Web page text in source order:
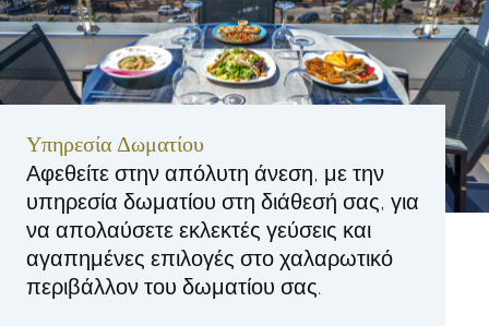
Υπηρεσία Δωματίου
Αφεθείτε στην απόλυτη άνεση, με την
υπηρεσία δωματίου στη διάθεσή σας, για
να απολαύσετε εκλεκτές γεύσεις και
αγαπημένες επιλογές στο χαλαρωτικό
περιβάλλον του δωματίου σας.